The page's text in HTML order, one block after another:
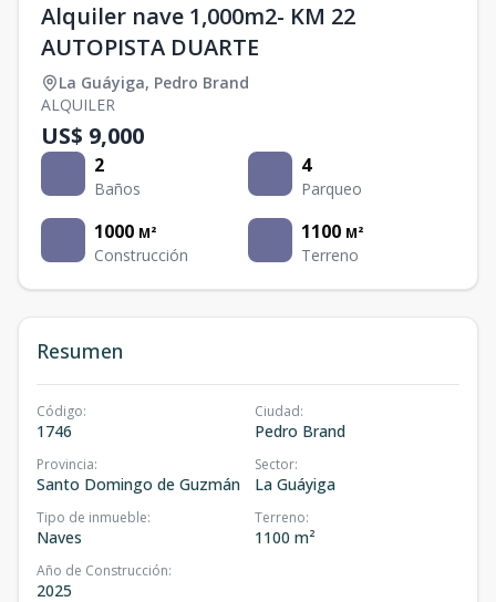
Alquiler nave 1,000m2- KM 22
AUTOPISTA DUARTE
La Guáyiga, Pedro Brand
ALQUILER
US$ 9,000
2
Baños
4
Parqueo
1000 M²
Construcción
1100 M²
Terreno
Resumen
Código:
1746
Ciudad:
Pedro Brand
Provincia:
Santo Domingo de Guzmán
Sector:
La Guáyiga
Tipo de inmueble:
Naves
Terreno:
1100 m²
Año de Construcción:
2025